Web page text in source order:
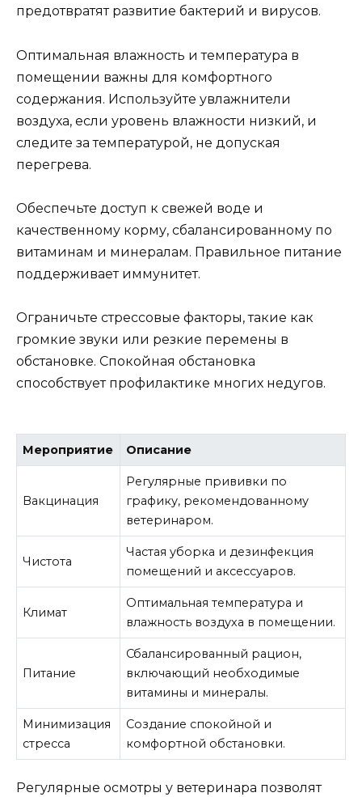
предотвратят развитие бактерий и вирусов.
Оптимальная влажность и температура в
помещении важны для комфортного
содержания. Используйте увлажнители
воздуха, если уровень влажности низкий, и
следите за температурой, не допуская
перегрева.
Обеспечьте доступ к свежей воде и
качественному корму, сбалансированному по
витаминам и минералам. Правильное питание
поддерживает иммунитет.
Ограничьте стрессовые факторы, такие как
громкие звуки или резкие перемены в
обстановке. Спокойная обстановка
способствует профилактике многих недугов.
Мероприятие Описание
Вакцинация
Регулярные прививки по
графику, рекомендованному
ветеринаром.
Чистота
Частая уборка и дезинфекция
помещений и аксессуаров.
Климат
Оптимальная температура и
влажность воздуха в помещении.
Питание
Сбалансированный рацион,
включающий необходимые
витамины и минералы.
Минимизация
стресса
Создание спокойной и
комфортной обстановки.
Регулярные осмотры у ветеринара позволят